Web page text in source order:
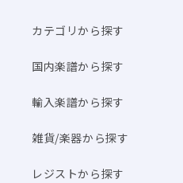
カテゴリから探す
国内楽譜から探す
輸入楽譜から探す
雑貨/楽器から探す
レジストから探す